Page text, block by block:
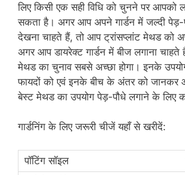
लिए किसी एक सही विधि को चुनने पर आपको
सकता है। अगर आप अपने गार्डन में जल्दी पेड़-
देखना चाहते हैं, तो आप ट्रांसप्लांट मेथड को
अगर आप डायरेक्ट गार्डन में बीज लगाना चाहते
मेथड का चुनाव सबसे अच्छा होगा। इनके
फायदों को एवं इनके बीच के अंतर को जानकर
बेस्ट मेथड का उपयोग पेड़-पौधे लगाने के लिए
गार्डनिंग के लिए जरूरी चीजें यहाँ से खरीदें: